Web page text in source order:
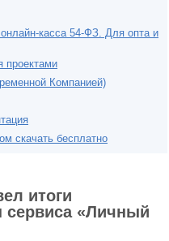
касса 54-ФЗ. Для опта и
проектами
Компанией)
скачать бесплатно
итоги
«Личный